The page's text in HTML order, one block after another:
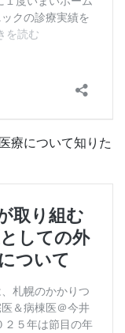
療について知りた